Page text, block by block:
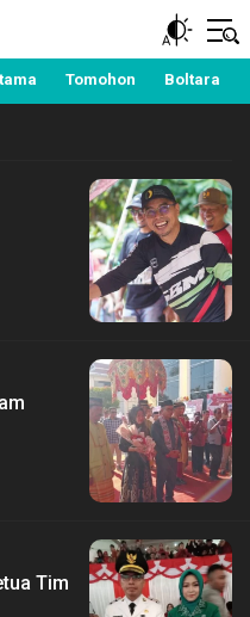
Kawanua, Politik,
dan Nasional
Tomohon Boltara
Tim